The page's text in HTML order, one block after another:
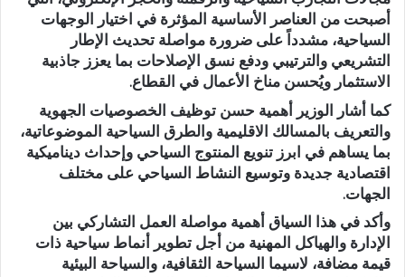
أصبحت من العناصر الأساسية المؤثرة في اختيار الوجهات
السياحية، مشدداً على ضرورة مواصلة تحديث الإطار
التشريعي والترتيبي ودفع نسق الإصلاحات بما يعزز جاذبية
الاستثمار ويُحسن مناخ الأعمال في القطاع.
كما أشار الوزير أهمية حسن توظيف الخصوصيات الجهوية
والتعريف بالمسالك الاقليمية والطرق السياحية الموضوعاتية،
بما يساهم في ابرز تنويع المنتوج السياحي وإحداث ديناميكية
اقتصادية جديدة وتوسيع النشاط السياحي على مختلف
الجهات.
وأكد في هذا السياق أهمية مواصلة العمل التشاركي بين
الإدارة والهياكل المهنية من أجل تطوير أنماط سياحية ذات
قيمة مضافة، لاسيما السياحة الثقافية، والسياحة البيئية